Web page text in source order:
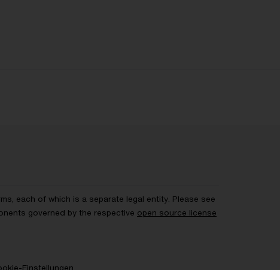
each of which is a separate legal entity. Please see
governed by the respective open source license
Einstellungen